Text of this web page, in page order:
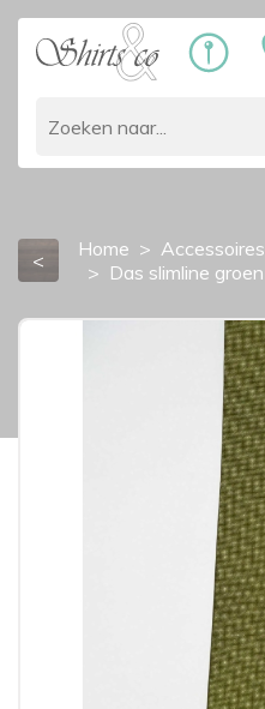
< Home Accessoires
Das slimline groen